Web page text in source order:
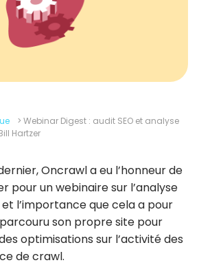
> Webinar Digest : audit SEO et analyse
Hartzer
Oncrawl a eu l’honneur de
pour un webinaire sur l’analyse
l’importance que cela a pour
parcouru son propre site pour
optimisations sur l’activité des
de crawl.